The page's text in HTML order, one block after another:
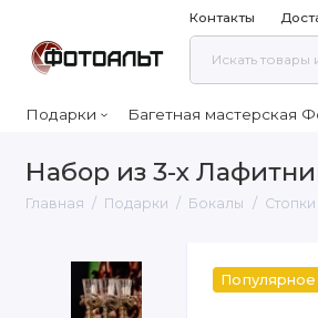
Контакты
Подарки Багетная мастерская
Набор из 3-х
Главная Подарки Бокалы
Популярное